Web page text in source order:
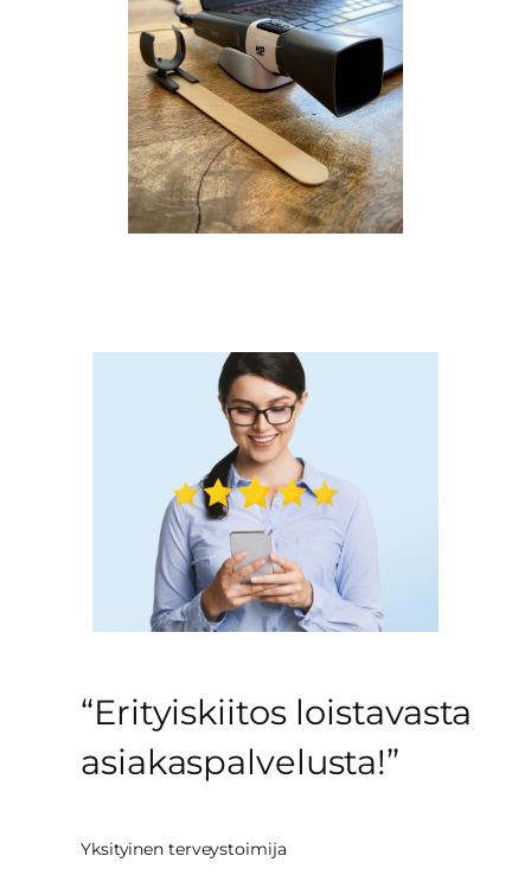
“Erityiskiitos loistavasta
asiakaspalvelusta!”
Yksityinen terveystoimija